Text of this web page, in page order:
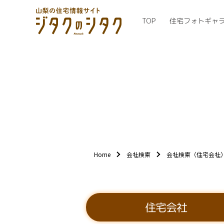
TOP 住宅フォトギャ
Home 会社検索 会社検索（住宅会社）
住宅会社